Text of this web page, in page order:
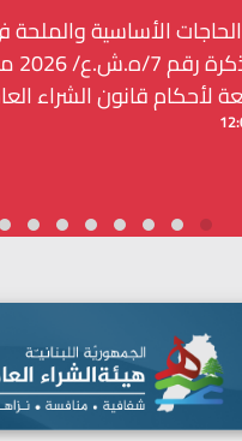
النشر إلزامياً على
العام... الخ. (المادة 109 :